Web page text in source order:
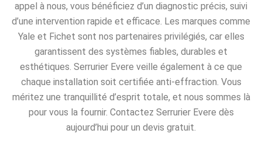
appel à nous, vous bénéficiez d’un diagnostic précis, suivi
d’une intervention rapide et efficace. Les marques comme
Yale et Fichet sont nos partenaires privilégiés, car elles
garantissent des systèmes fiables, durables et
esthétiques. Serrurier Evere veille également à ce que
chaque installation soit certifiée anti-effraction. Vous
méritez une tranquillité d’esprit totale, et nous sommes là
pour vous la fournir. Contactez Serrurier Evere dès
aujourd’hui pour un devis gratuit.